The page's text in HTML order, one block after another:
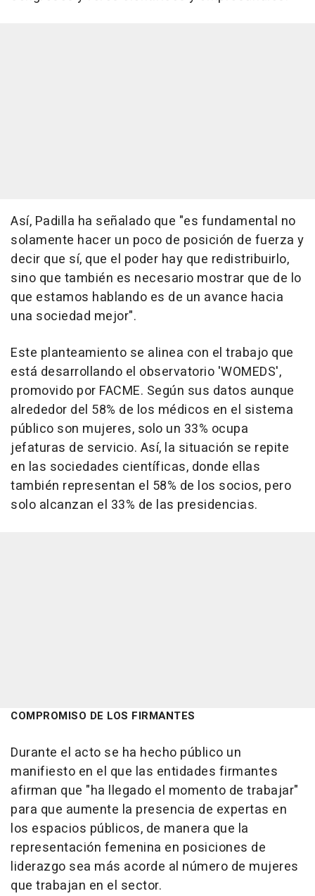
Así, Padilla ha señalado que "es fundamental no
solamente hacer un poco de posición de fuerza y
decir que sí, que el poder hay que redistribuirlo,
sino que también es necesario mostrar que de lo
que estamos hablando es de un avance hacia
una sociedad mejor".
Este planteamiento se alinea con el trabajo que
está desarrollando el observatorio 'WOMEDS',
promovido por FACME. Según sus datos aunque
alrededor del 58% de los médicos en el sistema
público son mujeres, solo un 33% ocupa
jefaturas de servicio. Así, la situación se repite
en las sociedades científicas, donde ellas
también representan el 58% de los socios, pero
solo alcanzan el 33% de las presidencias.
COMPROMISO DE LOS FIRMANTES
Durante el acto se ha hecho público un
manifiesto en el que las entidades firmantes
afirman que "ha llegado el momento de trabajar"
para que aumente la presencia de expertas en
los espacios públicos, de manera que la
representación femenina en posiciones de
liderazgo sea más acorde al número de mujeres
que trabajan en el sector.